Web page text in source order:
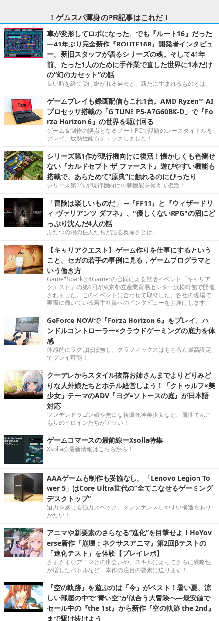
！ゲムスパ渾身のPR記事はこれだ！
車が変形してロボになった、でも『ルート16』だった
―41年ぶり完全新作『ROUTE16R』開発者インタビュ
ー。新旧スタッフが語るシリーズの魂。そして41年
前、たった1人のために手作業で直した世界に1本だけ
の“幻のカセット”の話
長い時を経て受け継がれる過去と、新たに生まれるものとは。
ゲームプレイも録画配信もこれ1台。AMD Ryzen™ AI
プロセッサ搭載の「G TUNE P5-A7G60BK-D」で『Fo
rza Horizon 6』の世界を駆け回る
ゲーム＆制作の拠点となるノートPCで話題のレースタイトルを
プレイ。放熱性能もチェックしました！
シリーズ第1作が現行機向けに復活！懐かしくも色褪せ
ない『カルドセプト ザ ファースト』遊びやすい機能も
搭載で、あらためて“原典”に触れるのにぴったり
シリーズ第1作が現行機向けの新機能を備えて復活！
「冒険は楽しいものだ」 ─『FF11』と『ウィザードリ
ィ ヴァリアンツ ダフネ』、"優しくないRPG"の沼にど
っぷり沈んだ4人の話
ふたつの沼の住人たちが語る奥深さとは。
【キャリアクエスト】ゲーム作りを仕事にするという
こと。セガの若手の事例に見る，ゲームプログラマと
いう働き方
Game*Sparkと4Gamerの合同による就活イベント「キャリア
クエスト」の第4回が東京都立産業貿易センター浜松町館で開催
されました。このイベントに合わせて取材した、各社の現場で
実際に働いている若手社員へのインタビューをお届けします。
GeForce NOWで『Forza Horizon 6』をプレイ。ハ
ンドルコントローラー×クラウドゲーミングの底力を体
感
体感的にラグはほぼ無し。グラフィックスはもちろん最高設定
でプレイ可能！
クーデレからスタイル抜群お姉さんまでよりどりみど
りな人外娘たちとホテル経営しよう！「クトゥルフ×美
少女」テーマのADV『ヨグ=ソトースの庭』が日本語
対応
ツンデレドラゴン娘や無口な複眼死神美少女など、属性てんこ
もりのヒロインたちがアツい！
ゲームコマースの最前線ーXsolla特集
Xsollaの最新情報はこちらから！
AAAゲームも制作も妥協なし。「Lenovo Legion To
wer 5」はCore Ultra世代の“全てこなせるゲーミング
デスクトップ”
迫力を感じる強力スペック。メンテナンスしやすい構造もあり
がたい！
アニマや新要素のさらなる“進化”を目撃せよ！HoYov
erse新作『崩壊：ネクサスアニマ』第2回βテストの
「進化テスト」を体験【プレイレポ】
さまざまなアニマとの出会いや、スキルによってさらに戦略性
が増したバトルなど、本作の注目の要素に迫ります！
『空の軌跡』を遊ぶのは「今」がベスト！暑い夏、涼
しい部屋の中で“青い空”が似合う大冒険へ―最安値で
セール中の『the 1st』から新作『空の軌跡 the 2nd』
まで駆け抜けよう